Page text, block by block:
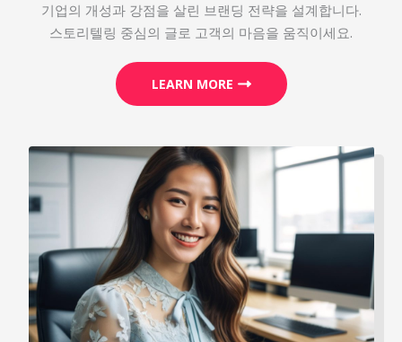
기업의 개성과 강점을 살린 브랜딩 전략을 설계합니다.
스토리텔링 중심의 글로 고객의 마음을 움직이세요.
LEARN MORE